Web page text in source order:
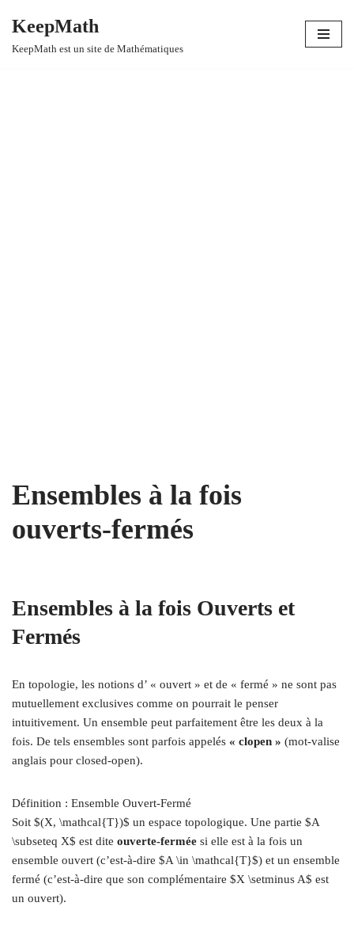
Aller
KeepMath
KeepMath est un site de Mathématiques
Ensembles à la fois
ouverts-fermés
Ensembles à la fois Ouverts et
Fermés
En topologie, les notions d’ « ouvert » et de « fermé » ne sont pas
mutuellement exclusives comme on pourrait le penser
intuitivement. Un ensemble peut parfaitement être les deux à la
fois. De tels ensembles sont parfois appelés « clopen » (mot-valise
anglais pour closed-open).
Définition : Ensemble Ouvert-Fermé
Soit $(X, \mathcal{T})$ un espace topologique. Une partie $A
\subseteq X$ est dite ouverte-fermée si elle est à la fois un
ensemble ouvert (c’est-à-dire $A \in \mathcal{T}$) et un ensemble
fermé (c’est-à-dire que son complémentaire $X \setminus A$ est
un ouvert).